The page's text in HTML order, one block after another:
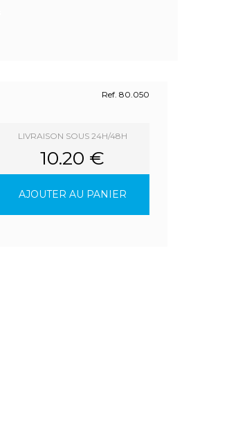
Ref. 80.050
LIVRAISON SOUS 24H/48H
10.20 €
AJOUTER AU PANIER